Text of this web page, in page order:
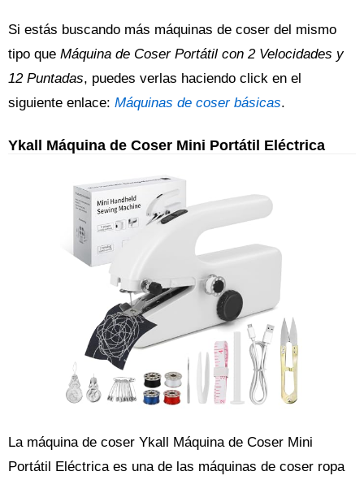
Si estás buscando más máquinas de coser del mismo
tipo que Máquina de Coser Portátil con 2 Velocidades y
12 Puntadas, puedes verlas haciendo click en el
siguiente enlace: Máquinas de coser básicas.
Ykall Máquina de Coser Mini Portátil Eléctrica
La máquina de coser Ykall Máquina de Coser Mini
Portátil Eléctrica es una de las máquinas de coser ropa